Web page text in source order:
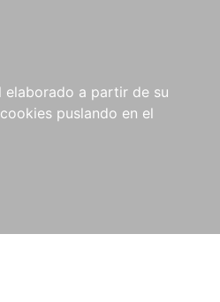
elaborado a partir de su
puslando en el
COMPRAS
INSTITUCIONALES